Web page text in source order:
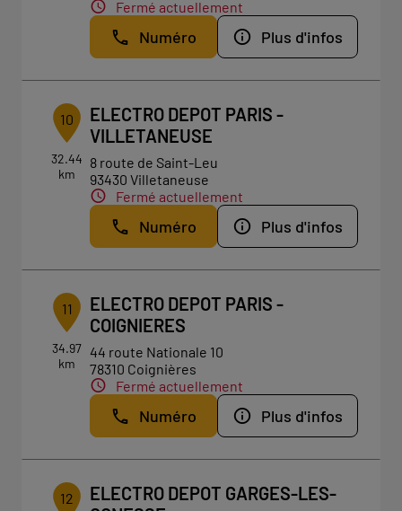
Fermé actuellement
Numéro Plus d'infos
10
32.44
km
ELECTRO DEPOT PARIS -
VILLETANEUSE
8 route de Saint-Leu
93430 Villetaneuse
Fermé actuellement
Numéro Plus d'infos
11
34.97
km
ELECTRO DEPOT PARIS -
COIGNIERES
44 route Nationale 10
78310 Coignières
Fermé actuellement
Numéro Plus d'infos
12
ELECTRO DEPOT GARGES-LES-